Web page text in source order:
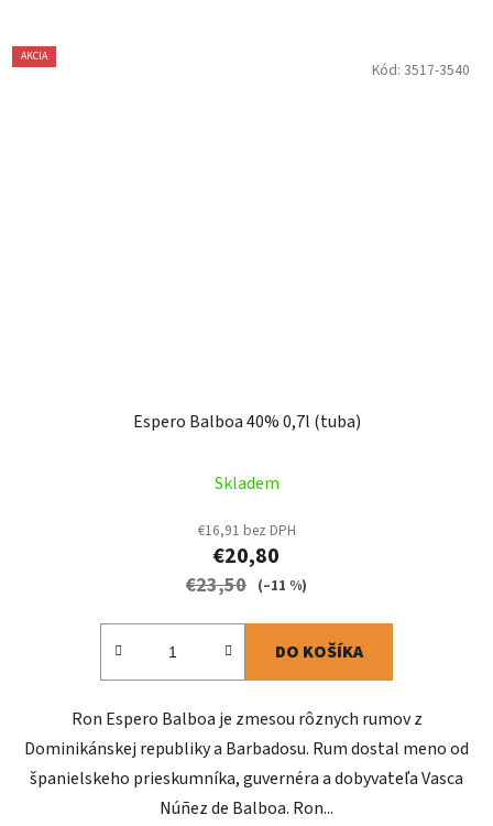
AKCIA
Espero Balboa 40% 0,7l (tuba)
Skladem
€16,91 bez DPH
€20,80
€23,50 (–11 %)
DO KOŠÍKA
Ron Espero Balboa je zmesou rôznych rumov z
Dominikánskej republiky a Barbadosu. Rum dostal meno od
španielskeho prieskumníka, guvernéra a dobyvateľa Vasca
Núñez de Balboa. Ron...
Kód: 3517-3540